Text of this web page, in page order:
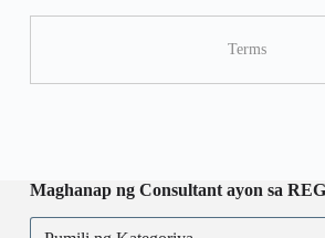
Terms
Maghanap ng Consultant ayon sa